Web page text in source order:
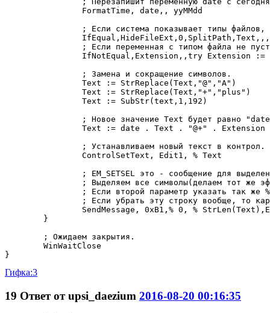
}
Гифка:3
19 Ответ отupsi_daezium 2016-08-20 00:16:35